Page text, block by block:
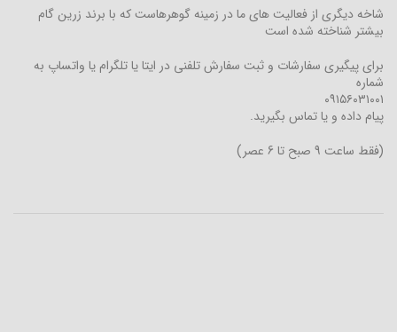
شاخه دیگری از فعالیت های ما در زمینه گوهرهاست که با برند زرین گام
بیشتر شناخته شده است
برای پیگیری سفارشات و ثبت سفارش تلفنی در ایتا یا تلگرام یا واتساپ به
شماره
۰۹۱۵۶۰۳۱۰۰۱
پیام داده و یا تماس بگیرید.
(فقط ساعت 9 صبح تا 6 عصر)